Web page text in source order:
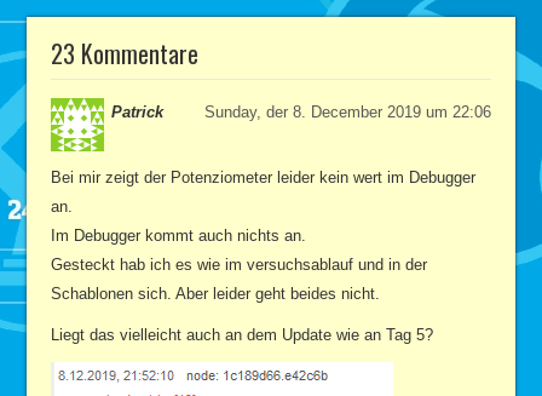
23 Kommentare
Patrick Sunday, der 8. December 2019 um 22:06
Bei mir zeigt der Potenziometer leider kein wert im Debugger
an.
Im Debugger kommt auch nichts an.
Gesteckt hab ich es wie im versuchsablauf und in der
Schablonen sich. Aber leider geht beides nicht.
Liegt das vielleicht auch an dem Update wie an Tag 5?